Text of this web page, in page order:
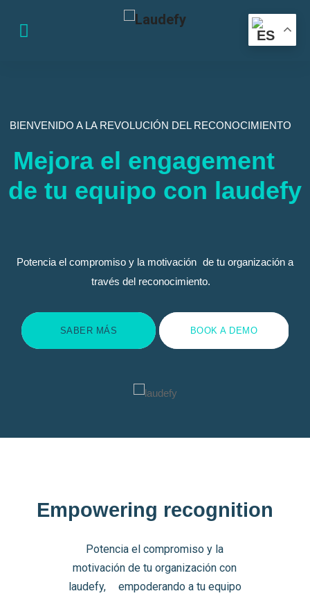
BIENVENIDO A LA REVOLUCIÓN DEL RECONOCIMIENTO
Mejora el engagement
de tu equipo con laudefy
Potencia el compromiso y la motivación de tu organización a
través del reconocimiento.
SABER MÁS BOOK A DEMO
Empowering recognition
Potencia el compromiso y la
motivación de tu organización con
laudefy, empoderando a tu equipo